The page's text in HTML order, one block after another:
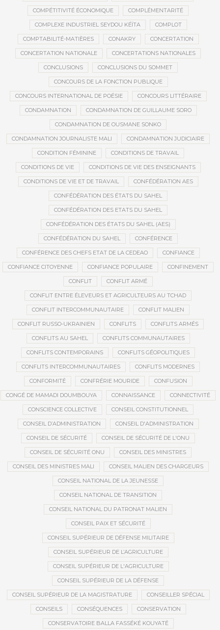
COMPÉTITIVITÉ ÉCONOMIQUE COMPLÉMENTARITÉ
COMPLEXE INDUSTRIEL SEYDOU KÉÏTA COMPLOT
COMPTABILITÉ-MATIÈRES CONAKRY CONCERTATION
CONCERTATION NATIONALE CONCERTATIONS NATIONALES
CONCLUSIONS CONCLUSIONS DU SOMMET
CONCOURS DE LA FONCTION PUBLIQUE
CONCOURS INTERNATIONAL DE POÉSIE CONCOURS LITTÉRAIRE
CONDAMNATION CONDAMNATION DE GUILLAUME SORO
CONDAMNATION DE OUSMANE SONKO
CONDAMNATION JOURNALISTE MALI CONDAMNATION JUDICIAIRE
CONDITION FÉMININE CONDITIONS DE TRAVAIL
CONDITIONS DE VIE CONDITIONS DE VIE DES ENSEIGNANTS
CONDITIONS DE VIE ET DE TRAVAIL CONFÉDÉRATION AES
CONFÉDÉRATION DES ÉTATS DU SAHEL
CONFÉDÉRATION DES ETATS DU SAHEL
CONFÉDÉRATION DES ÉTATS DU SAHEL (AES)
CONFÉDÉRATION DU SAHEL CONFÉRENCE
CONFÉRENCE DES CHEFS ETAT DE LA CEDEAO CONFIANCE
CONFIANCE CITOYENNE CONFIANCE POPULAIRE CONFINEMENT
CONFLIT CONFLIT ARMÉ
CONFLIT ENTRE ÉLEVEURS ET AGRICULTEURS AU TCHAD
CONFLIT INTERCOMMUNAUTAIRE CONFLIT MALIEN
CONFLIT RUSSO-UKRAINIEN CONFLITS CONFLITS ARMÉS
CONFLITS AU SAHEL CONFLITS COMMUNAUTAIRES
CONFLITS CONTEMPORAINS CONFLITS GÉOPOLITIQUES
CONFLITS INTERCOMMUNAUTAIRES CONFLITS MODERNES
CONFORMITÉ CONFRÉRIE MOURIDE CONFUSION
CONGÉ DE MAMADI DOUMBOUYA CONNAISSANCE CONNECTIVITÉ
CONSCIENCE COLLECTIVE CONSEIL CONSTITUTIONNEL
CONSEIL D’ADMINISTRATION CONSEIL D'ADMINISTRATION
CONSEIL DE SÉCURITÉ CONSEIL DE SÉCURITÉ DE L'ONU
CONSEIL DE SÉCURITÉ ONU CONSEIL DES MINISTRES
CONSEIL DES MINISTRES MALI CONSEIL MALIEN DES CHARGEURS
CONSEIL NATIONAL DE LA JEUNESSE
CONSEIL NATIONAL DE TRANSITION
CONSEIL NATIONAL DU PATRONAT MALIEN
CONSEIL PAIX ET SÉCURITÉ
CONSEIL SUPÉRIEUR DE DÉFENSE MILITAIRE
CONSEIL SUPÉRIEUR DE L’AGRICULTURE
CONSEIL SUPÉRIEUR DE L'AGRICULTURE
CONSEIL SUPÉRIEUR DE LA DÉFENSE
CONSEIL SUPÉRIEUR DE LA MAGISTRATURE CONSEILLER SPÉCIAL
CONSEILS CONSÉQUENCES CONSERVATION
CONSERVATOIRE BALLA FASSÉKÉ KOUYATÉ